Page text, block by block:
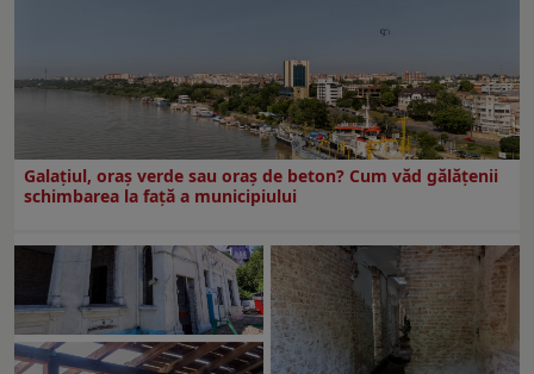
Galațiul, oraș verde sau oraș de beton? Cum văd gălățenii
schimbarea la față a municipiului